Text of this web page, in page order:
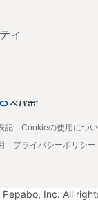
ィ
記
Cookieの使用につ
プライバシーポリシー
Inc. All